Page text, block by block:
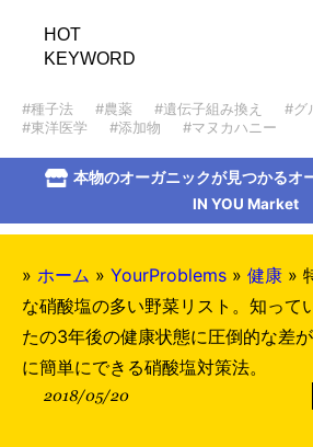
HOT
KEYWORD
#種子法 #農薬 #遺伝子組み換え
#グ
#東洋医学
#添加物 #マヌカハニー
本物のオーガニックが見つかるオ
IN YOU Market
» ホーム » YourProblems » 健康 »
な硝酸塩の多い野菜リスト。知って
たの3年後の健康状態に圧倒的な差
に簡単にできる硝酸塩対策法。
2018/05/20